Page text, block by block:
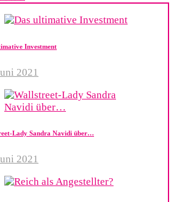
Investment
2021
Lady Sandra Navidi über…
2021